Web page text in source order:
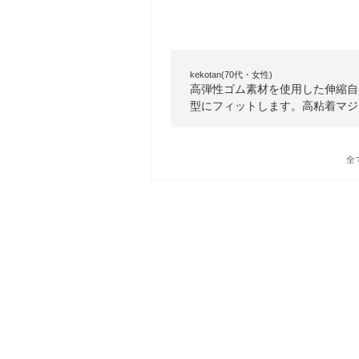
kekotan(70代・女性)
高弾性ゴム素材を使用した伸縮
型にフィットします。高粘着マ
全